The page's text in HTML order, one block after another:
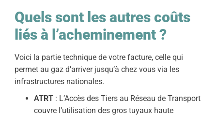
Quels sont les autres coûts
liés à l’acheminement ?
Voici la partie technique de votre facture, celle qui
permet au gaz d’arriver jusqu’à chez vous via les
infrastructures nationales.
ATRT : L’Accès des Tiers au Réseau de Transport
couvre l’utilisation des gros tuyaux haute